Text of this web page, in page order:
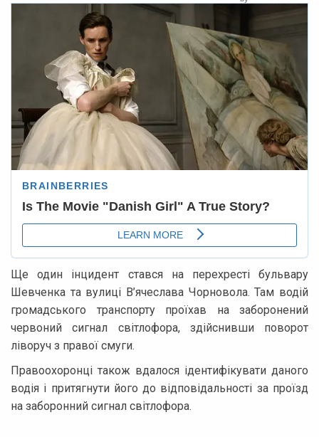
Ще один інцидент стався на перехресті бульвару
Шевченка та вулиці В’ячеслава Чорновола. Там водій
громадського транспорту проїхав на заборонений
червоний сигнал світлофора, здійснивши поворот
ліворуч з правої смуги.
Правоохоронці також вдалося ідентифікувати даного
водія і притягнути його до відповідальності за проїзд
на заборонний сигнал світлофора.